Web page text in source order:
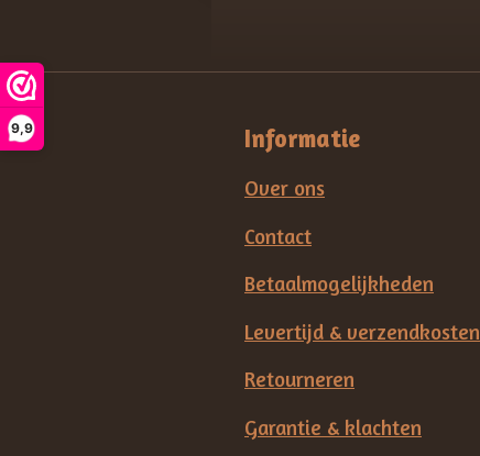
9,9 Informatie
Over ons
Contact
Betaalmogelijkheden
Levertijd & verzendkosten
Retourneren
Garantie & klachten